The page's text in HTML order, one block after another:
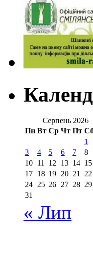
Серпень 2026
Пн Вт Ср Чт Пт
1
3
4 5 6 7 8
10 11 12 13 14 15
17 18 19 20 21 22
24 25 26 27 28 29
31
« Лип